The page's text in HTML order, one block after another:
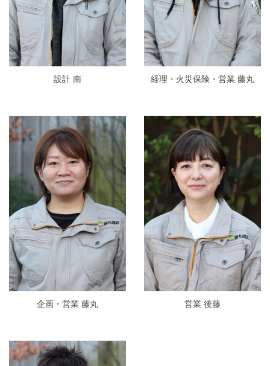
設計 南 経理・火災保険・営業 藤丸
企画・営業 藤丸 営業 後藤